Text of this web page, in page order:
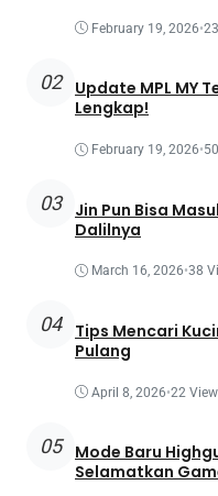
February 19, 2026•
02
Update MPL MY
Lengkap!
February 19, 2026•
03
Jin Pun Bisa
Dalilnya
March 16, 2026•38
04
Tips Mencari
Pulang
April 8, 2026•22
05
Mode Baru
Selamatkan